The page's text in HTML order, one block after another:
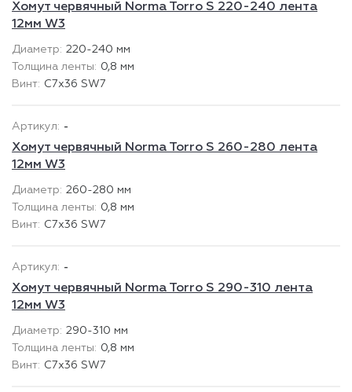
Хомут червячный Norma Torro S 220-240 лента
12мм W3
220-240 мм
0,8 мм
C7x36 SW7
-
Хомут червячный Norma Torro S 260-280 лента
12мм W3
260-280 мм
0,8 мм
C7x36 SW7
-
Хомут червячный Norma Torro S 290-310 лента
12мм W3
290-310 мм
0,8 мм
C7x36 SW7